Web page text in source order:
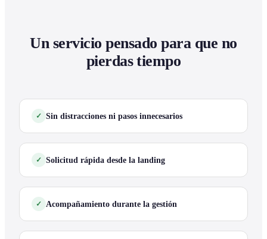
Un servicio pensado para que no
pierdas tiempo
Sin distracciones ni pasos innecesarios
Solicitud rápida desde la landing
Acompañamiento durante la gestión